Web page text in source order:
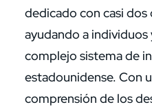
dedicado con casi dos
ayudando a individuos
complejo sistema de
estadounidense. Con
comprensión de los